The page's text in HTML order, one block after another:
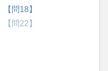
【問18】
【問22】